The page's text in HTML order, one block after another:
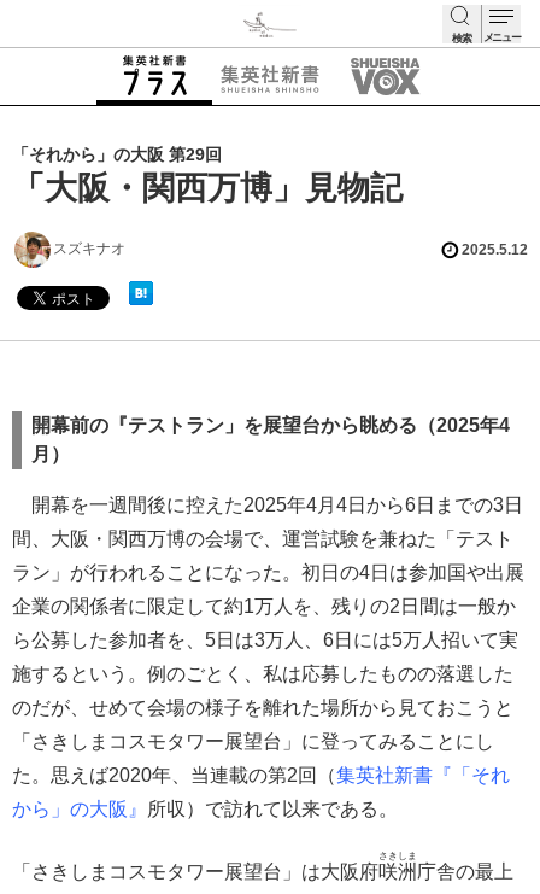
検索 メニュー
「それから」の大阪 第29回
「大阪・関西万博」見物記
スズキナオ 2025.5.12
開幕前の『テストラン」を展望台から眺める（2025年4
月）
開幕を一週間後に控えた2025年4月4日から6日までの3日
間、大阪・関西万博の会場で、運営試験を兼ねた「テスト
ラン」が行われることになった。初日の4日は参加国や出展
企業の関係者に限定して約1万人を、残りの2日間は一般か
ら公募した参加者を、5日は3万人、6日には5万人招いて実
施するという。例のごとく、私は応募したものの落選した
のだが、せめて会場の様子を離れた場所から見ておこうと
「さきしまコスモタワー展望台」に登ってみることにし
た。思えば2020年、当連載の第2回（集英社新書『「それ
から」の大阪』
所収）で訪れて以来である。
「さきしまコスモタワー展望台」は大阪府咲洲
さきしま
庁舎の最上